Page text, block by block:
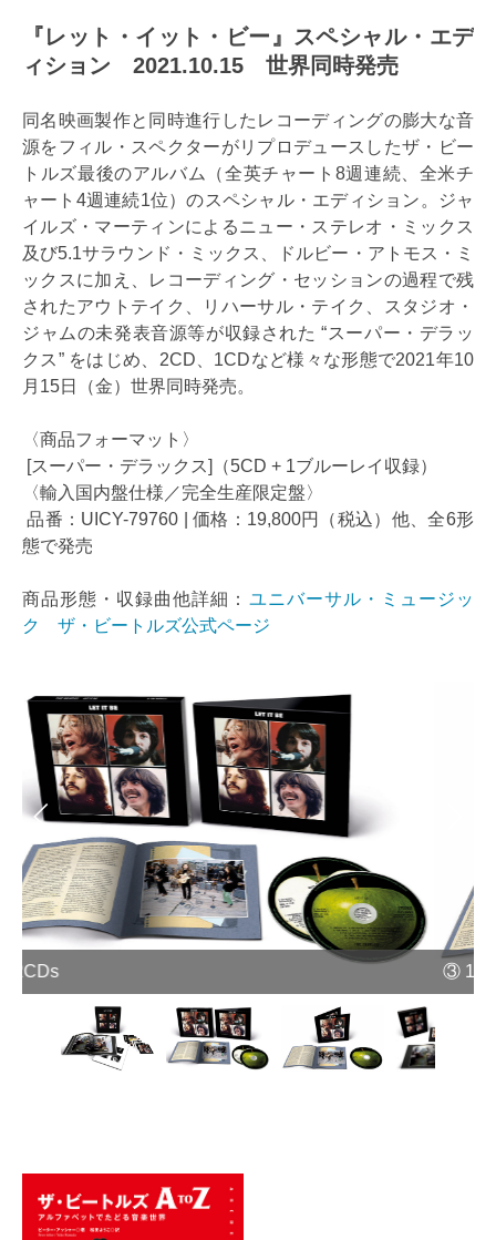
『レット・イット・ビー』スペシャル・エデ
ィション 2021.10.15 世界同時発売
同名映画製作と同時進行したレコーディングの膨大な音
源をフィル・スペクターがリプロデュースしたザ・ビー
トルズ最後のアルバム（全英チャート8週連続、全米チ
ャート4週連続1位）のスペシャル・エディション。ジャ
イルズ・マーティンによるニュー・ステレオ・ミックス
及び5.1サラウンド・ミックス、ドルビー・アトモス・ミ
ックスに加え、レコーディング・セッションの過程で残
されたアウトテイク、リハーサル・テイク、スタジオ・
ジャムの未発表音源等が収録された “スーパー・デラッ
クス” をはじめ、2CD、1CDなど様々な形態で2021年10
月15日（金）世界同時発売。
〈商品フォーマット〉
[スーパー・デラックス]（5CD + 1ブルーレイ収録）
〈輸入国内盤仕様／完全生産限定盤〉
品番：UICY-79760 | 価格：19,800円（税込）他、全6形
態で発売
商品形態・収録曲他詳細： ユニバーサル・ミュージッ
ク ザ・ビートルズ公式ページ
③ 1CD